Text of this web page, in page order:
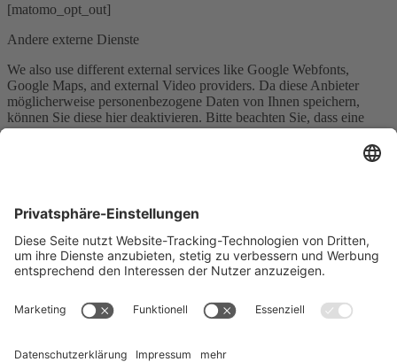
[matomo_opt_out]
Andere externe Dienste
We also use different external services like Google Webfonts,
Google Maps, and external Video providers. Da diese Anbieter
möglicherweise personenbezogene Daten von Ihnen speichern,
können Sie diese hier deaktivieren. Bitte beachten Sie, dass eine
Deaktivierung dieser Cookies die Funktionalität und das Aussehen
unserer Webseite erheblich beeinträchtigen kann. Die Änderungen
Click to enable/disable Google Webfonts.
Google Maps Einstellungen:
Google reCaptcha Einstellungen:
Click to enable/disable Google reCaptcha.